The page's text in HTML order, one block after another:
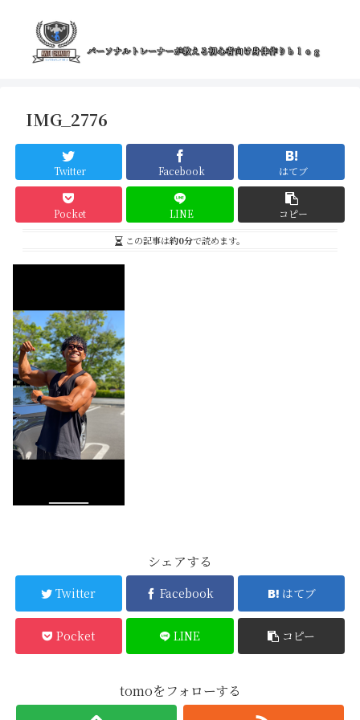
IMG_2776
Twitter Facebook はてブ
Pocket LINE コピー
この記事は約0分で読めます。
シェアする
Twitter Facebook はてブ
Pocket LINE コピー
tomoをフォローする